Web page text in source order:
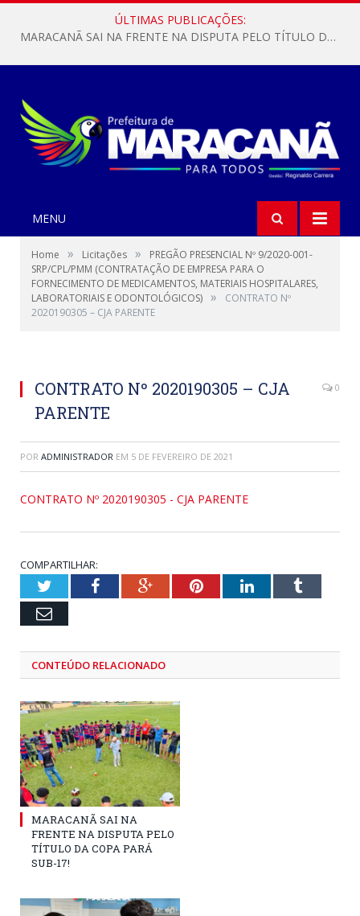
ÚLTIMAS PUBLICAÇÕES:
MARACANÃ SAI NA FRENTE NA DISPUTA PELO TÍTULO DA COPA PARÁ SUB-17!
MENU
Home » Licitações »
PREGÃO PRESENCIAL Nº 9/2020-001-
SRP/CPL/PMM (CONTRATAÇÃO DE EMPRESA PARA O
FORNECIMENTO DE MEDICAMENTOS, MATERIAIS HOSPITALARES,
LABORATORIAIS E ODONTOLÓGICOS) »
CONTRATO Nº
2020190305 – CJA PARENTE
CONTRATO Nº 2020190305 – CJA
PARENTE
0
POR ADMINISTRADOR EM 5 DE FEVEREIRO DE 2021
CONTRATO Nº 2020190305 - CJA PARENTE
COMPARTILHAR:
TwitterFacebookGoogle+PinterestLinkedInTumblr
Email
CONTEÚDO RELACIONADO
MARACANÃ SAI NA
FRENTE NA DISPUTA PELO
TÍTULO DA COPA PARÁ
SUB-17!